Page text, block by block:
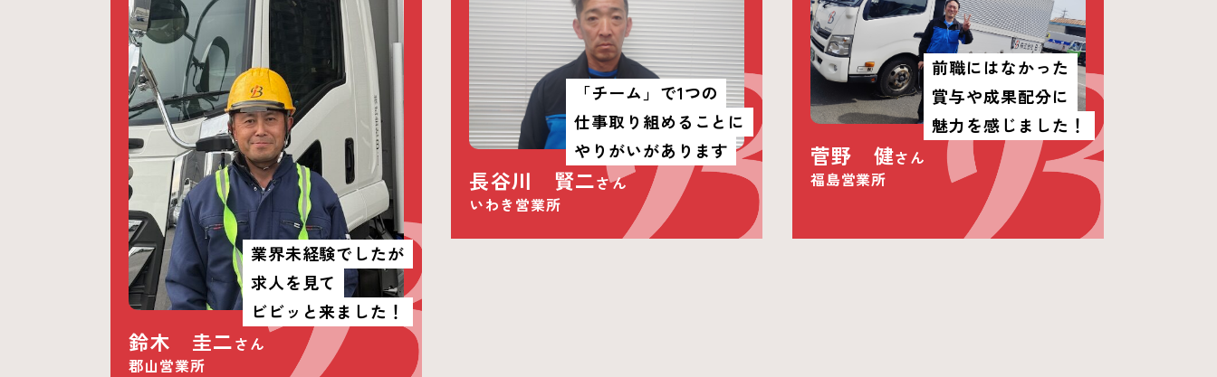
業界未経験でしたが
求人を見て
ビビッと来ました！
鈴木 圭二さん
郡山営業所
「チーム」で1つの
仕事取り組めることに
やりがいがあります
長谷川 賢二さん
いわき営業所
前職にはなかった
賞与や成果配分に
魅力を感じました！
菅野 健さん
福島営業所